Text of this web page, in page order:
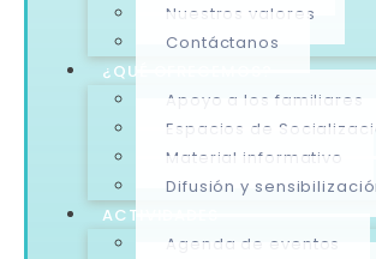
Nuestros valores
Contáctanos
¿QUÉ OFRECEMOS?
Apoyo a los familiares
Espacios de
Material informativo
Difusión y
ACTIVIDADES
Agenda de eventos